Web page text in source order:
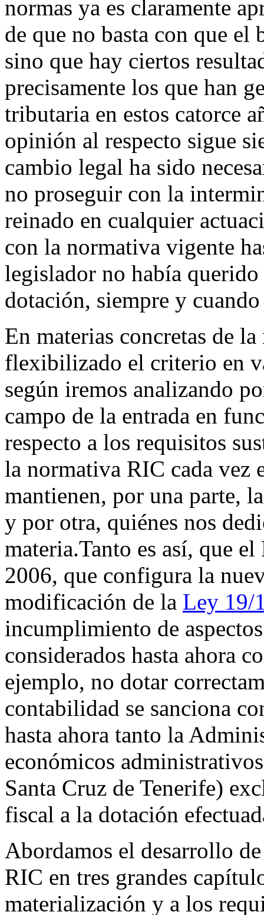
normas ya es claramente
de que no basta con que el
sino que hay ciertos
precisamente los que han
tributaria en estos catorce
opinión al respecto sigue
cambio legal ha sido
no proseguir con la
reinado en cualquier
con la normativa vigente
legislador no había
dotación, siempre y
En materias concretas de
flexibilizado el criterio en
según iremos analizando
campo de la entrada en
respecto a los requisitos
la normativa RIC cada vez
mantienen, por una parte,
y por otra, quiénes nos
materia.Tanto es así, que
2006, que configura la
modificación de la Ley 19/
incumplimiento de
considerados hasta ahora
ejemplo, no dotar
contabilidad se sanciona
hasta ahora tanto la
económicos
Santa Cruz de Tenerife)
fiscal a la dotación
Abordamos el desarrollo
RIC en tres grandes
materialización y a los